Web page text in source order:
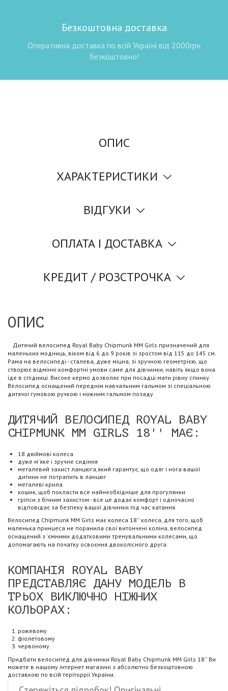
Безкоштовна доставка
Оперативна доставка по всій Україні від 2000грн
безкоштовно!
ОПИС
ХАРАКТЕРИСТИКИ
ВІДГУКИ
ОПЛАТА І ДОСТАВКА
КРЕДИТ / РОЗСТРОЧКА
ОПИС
Дитячий велосипед Royal Baby Chipmunk MM Girls призначений для
маленьких модниць, віком від 6 до 9 років зі зростом від 115 до 145 см.
Рама на велосипеді - сталева, дуже міцна, зі зручною геометрією, що
створює відмінні комфортні умови саме для дівчинки, навіть якщо вона
їде в спідниці. Високе кермо дозволяє при посадці мати рівну спинку.
Велосипед оснащений переднім навчальним гальмом зі спеціальною
дитячої гумовою ручкою і ножним гальмом позаду.
ДИТЯЧИЙ ВЕЛОСИПЕД ROYAL BABY
CHIPMUNK MM GIRLS 18'' МАЄ:
18 дюймові колеса
дуже м'яке і зручне сидіння
металевий захист ланцюга,який гарантує, що одяг і нога вашої
дитини не потрапить в ланцюг
металеві крила
кошик, щоб покласти все найнеобхідніше для прогулянки
гріпси з бічним захистом - все це додає комфорт і одночасно
відповідає за безпеку вашої дівчинки під час катання.
Велосипед Chipmunk MM Girls має колеса 18'' колеса, для того, щоб
маленька принцеса не поранила свої витончені коліна, велосипед
оснащений з 'ємними додатковими тренувальними колесами, що
допомагають на початку освоєння двоколісного друга.
КОМПАНІЯ ROYAL BABY
ПРЕДСТАВЛЯЄ ДАНУ МОДЕЛЬ В
ТРЬОХ ВИКЛЮЧНО НІЖНИХ
КОЛЬОРАХ:
рожевому
фіолетовому
червоному.
Придбати велосипед для дівчинки Royal Baby Chipmunk MM Girls 18'' Ви
можете в нашому інтернет магазині з абсолютно безкоштовною
доставкою по всій теріторріі України.